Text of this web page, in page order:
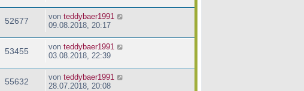
52677 von teddybaer1991
09.08.2018, 20:17
53455 von teddybaer1991
03.08.2018, 22:39
55632 von teddybaer1991
28.07.2018, 20:08